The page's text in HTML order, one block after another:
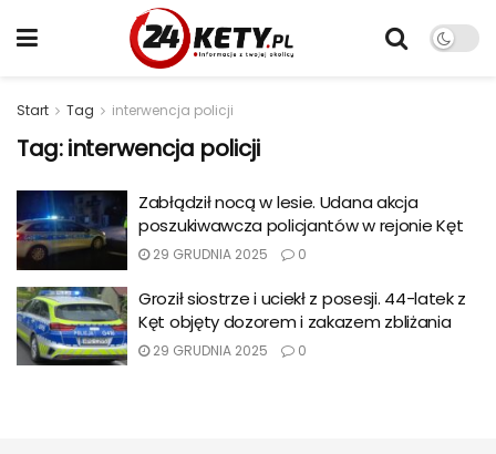
Start Tag interwencja policji
Tag:interwencja policji
Zabłądził nocą w lesie. Udana akcja
poszukiwawcza policjantów w rejonie Kęt
29 GRUDNIA 2025 0
Groził siostrze i uciekł z posesji. 44-latek z
Kęt objęty dozorem i zakazem zbliżania
29 GRUDNIA 2025 0